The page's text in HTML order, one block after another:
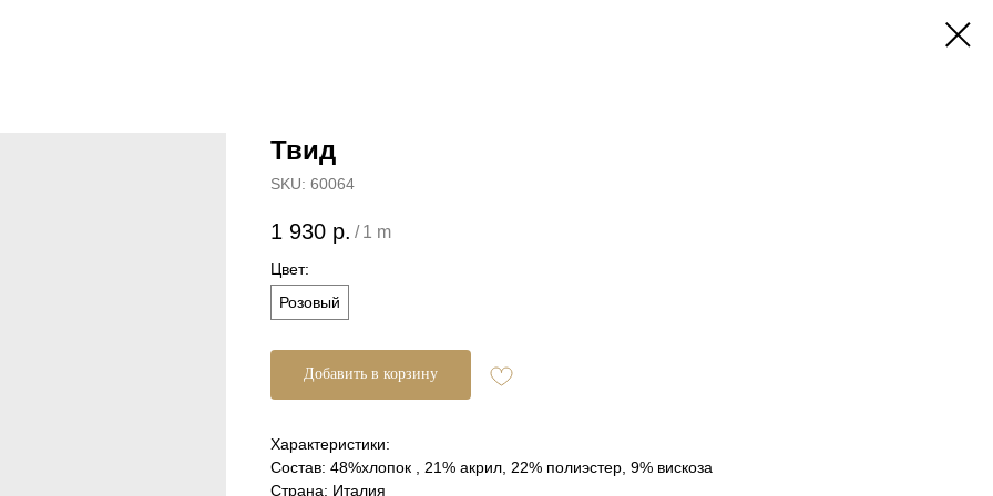
Твид
SKU: 60064
1 930 р. / 1 m
Цвет:
Розовый
Добавить в корзину
Характеристики:
Состав: 48%хлопок , 21% акрил, 22% полиэстер, 9% вискоза
Страна: Италия